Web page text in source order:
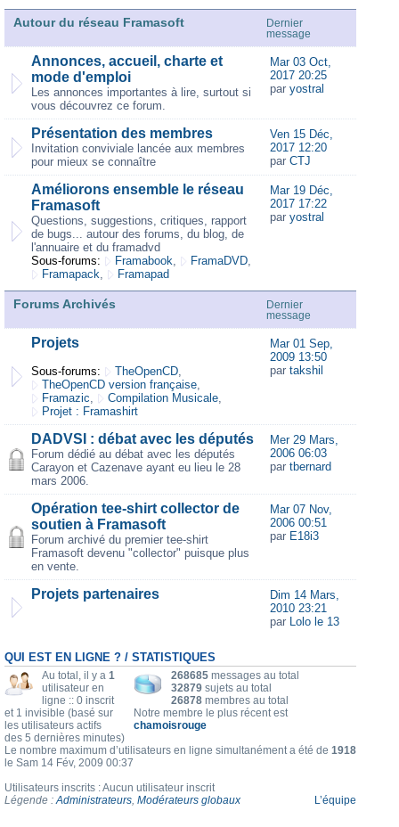
Autour du réseau Framasoft
Dernier
message
Annonces, accueil, charte et
mode d'emploi
Les annonces importantes à lire, surtout si
vous découvrez ce forum.
Mar 03 Oct,
2017 20:25
par yostral
Présentation des membres
Invitation conviviale lancée aux membres
pour mieux se connaître
Ven 15 Déc,
2017 12:20
par CTJ
Améliorons ensemble le réseau
Framasoft
Questions, suggestions, critiques, rapport
de bugs... autour des forums, du blog, de
l'annuaire et du framadvd
Sous-forums:
Framabook, FramaDVD,
Framapack, Framapad
Mar 19 Déc,
2017 17:22
par yostral
Forums Archivés
Dernier
message
Projets
Sous-forums: TheOpenCD,
TheOpenCD version française,
Framazic, Compilation Musicale,
Projet : Framashirt
Mar 01 Sep,
2009 13:50
par takshil
DADVSI : débat avec les députés
Forum dédié au débat avec les députés
Carayon et Cazenave ayant eu lieu le 28
mars 2006.
Mer 29 Mars,
2006 06:03
par tbernard
Opération tee-shirt collector de
soutien à Framasoft
Forum archivé du premier tee-shirt
Framasoft devenu "collector" puisque plus
en vente.
Mar 07 Nov,
2006 00:51
par E18i3
Projets partenaires
Dim 14 Mars,
2010 23:21
par Lolo le 13
QUI EST EN LIGNE ? / STATISTIQUES
268685 messages au total
32879 sujets au total
26878 membres au total
Notre membre le plus récent est
chamoisrouge
Au total, il y a 1
utilisateur en
ligne :: 0 inscrit
et 1 invisible (basé sur
les utilisateurs actifs
des 5 dernières minutes)
Le nombre maximum d’utilisateurs en ligne simultanément a été de 1918
le Sam 14 Fév, 2009 00:37
Utilisateurs inscrits : Aucun utilisateur inscrit
Légende :Administrateurs, Modérateurs globaux L’équipe